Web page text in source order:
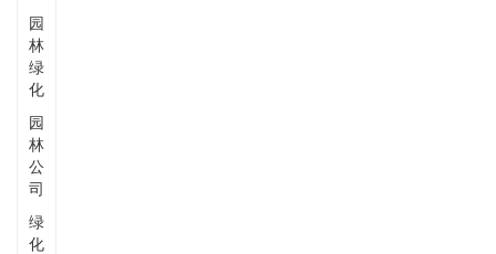
园
林
绿
化
园
林
公
司
绿
化